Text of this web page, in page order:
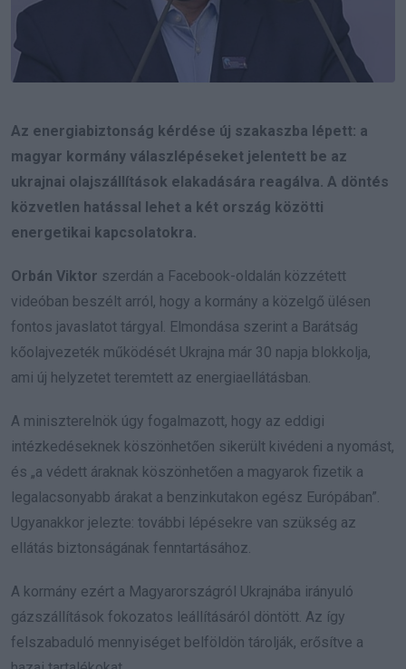
Az energiabiztonság kérdése új szakaszba lépett: a
magyar kormány válaszlépéseket jelentett be az
ukrajnai olajszállítások elakadására reagálva. A döntés
közvetlen hatással lehet a két ország közötti
energetikai kapcsolatokra.
Orbán Viktor szerdán a Facebook-oldalán közzétett
videóban beszélt arról, hogy a kormány a közelgő ülésen
fontos javaslatot tárgyal. Elmondása szerint a Barátság
kőolajvezeték működését Ukrajna már 30 napja blokkolja,
ami új helyzetet teremtett az energiaellátásban.
A miniszterelnök úgy fogalmazott, hogy az eddigi
intézkedéseknek köszönhetően sikerült kivédeni a nyomást,
és „a védett áraknak köszönhetően a magyarok fizetik a
legalacsonyabb árakat a benzinkutakon egész Európában”.
Ugyanakkor jelezte: további lépésekre van szükség az
ellátás biztonságának fenntartásához.
A kormány ezért a Magyarországról Ukrajnába irányuló
gázszállítások fokozatos leállításáról döntött. Az így
felszabaduló mennyiséget belföldön tárolják, erősítve a